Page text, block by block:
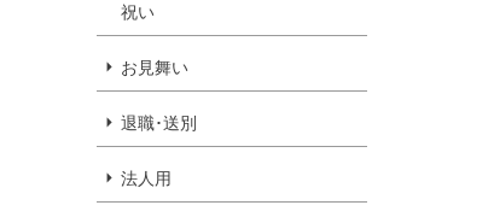
祝い
お見舞い
退職･送別
法人用